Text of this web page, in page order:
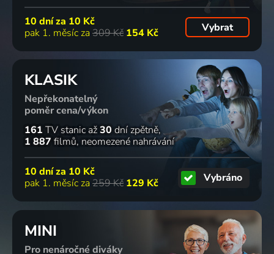
10 dní za 10 Kč
pak 1. měsíc za 309 Kč 154 Kč Vybrat
KLASIK
Nepřekonatelný
poměr cena/výkon
161 TV stanic až30 dní zpětně
1 887 filmů neomezené nahrávání
10 dní za 10 Kč
pak 1. měsíc za 259 Kč 129 Kč Vybráno
MINI
Pro nenáročné diváky